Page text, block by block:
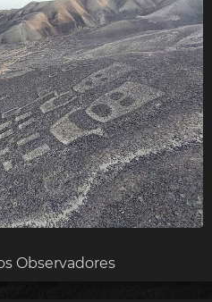
Observadores